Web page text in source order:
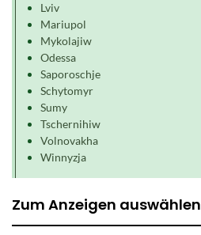
Lviv
Mariupol
Mykolajiw
Odessa
Saporoschje
Schytomyr
Sumy
Tschernihiw
Volnovakha
Winnyzja
Zum Anzeigen auswählen